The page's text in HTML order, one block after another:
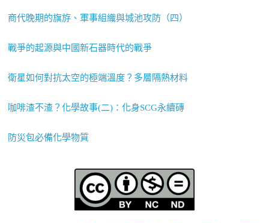
商代晚期的旗斿、軍事組織與城池攻防（四）
戰爭的起源與中國新石器時代的戰爭
衛星如何對抗太空的極端溫度？多層隔熱材料
咖啡渣不渣？化學故事(二)：化身SCG永續磚
防災包必備化學物質